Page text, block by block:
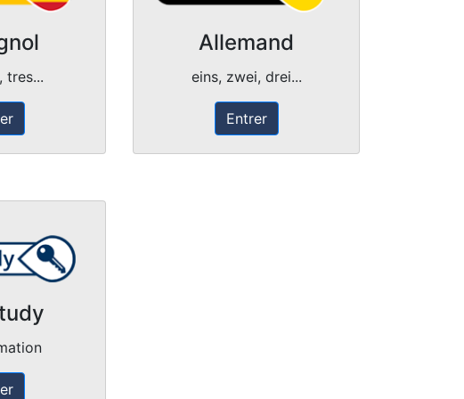
tres...
Allemand
eins, zwei, drei...
Entrer